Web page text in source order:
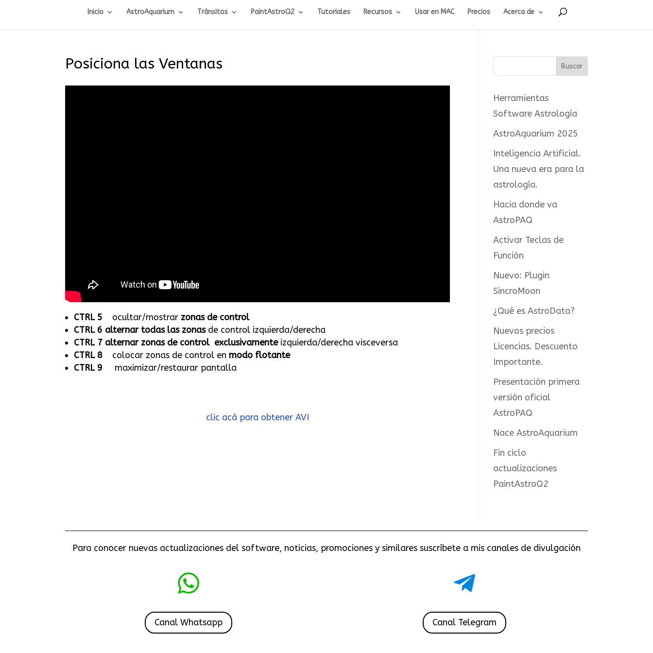
Inicio AstroAquarium Tránsitos PaintAstroQ2 Tutoriales Recursos Usar en MAC Precios Acerca de
Posiciona las Ventanas
CTRL 5 ocultar/mostrar zonas de control
CTRL 6 alternartodas las zonasde control izquierda/derecha
CTRL 7 alternar zonas de control exclusivamenteizquierda/derecha visceversa
CTRL 8 colocar zonas de control en modo flotante
CTRL 9 maximizar/restaurar pantalla
clic acá para obtener AVI
Herramientas
Software Astrología
AstroAquarium 2025
Inteligencia Artificial.
Una nueva era para la
astrología.
Hacia donde va
AstroPAQ
Activar Teclas de
Función
Nuevo: Plugin
SincroMoon
¿Qué es AstroData?
Nuevos precios
Licencias. Descuento
Importante.
Presentación primera
versión oficial
AstroPAQ
Nace AstroAquarium
Fin ciclo
actualizaciones
PaintAstroQ2
Para conocer nuevas actualizaciones del software, noticias, promociones y similares suscríbete a mis canales de divulgación

Canal Whatsapp

Canal Telegram